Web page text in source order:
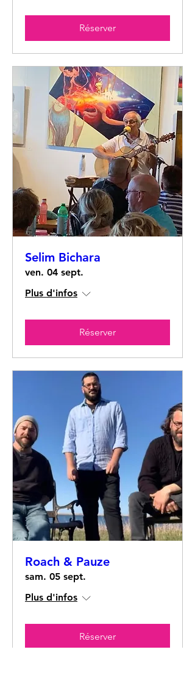
Réserver
Selim Bichara
ven. 04 sept.
Plus d'infos
Réserver
Roach & Pauze
sam. 05 sept.
Plus d'infos
Réserver